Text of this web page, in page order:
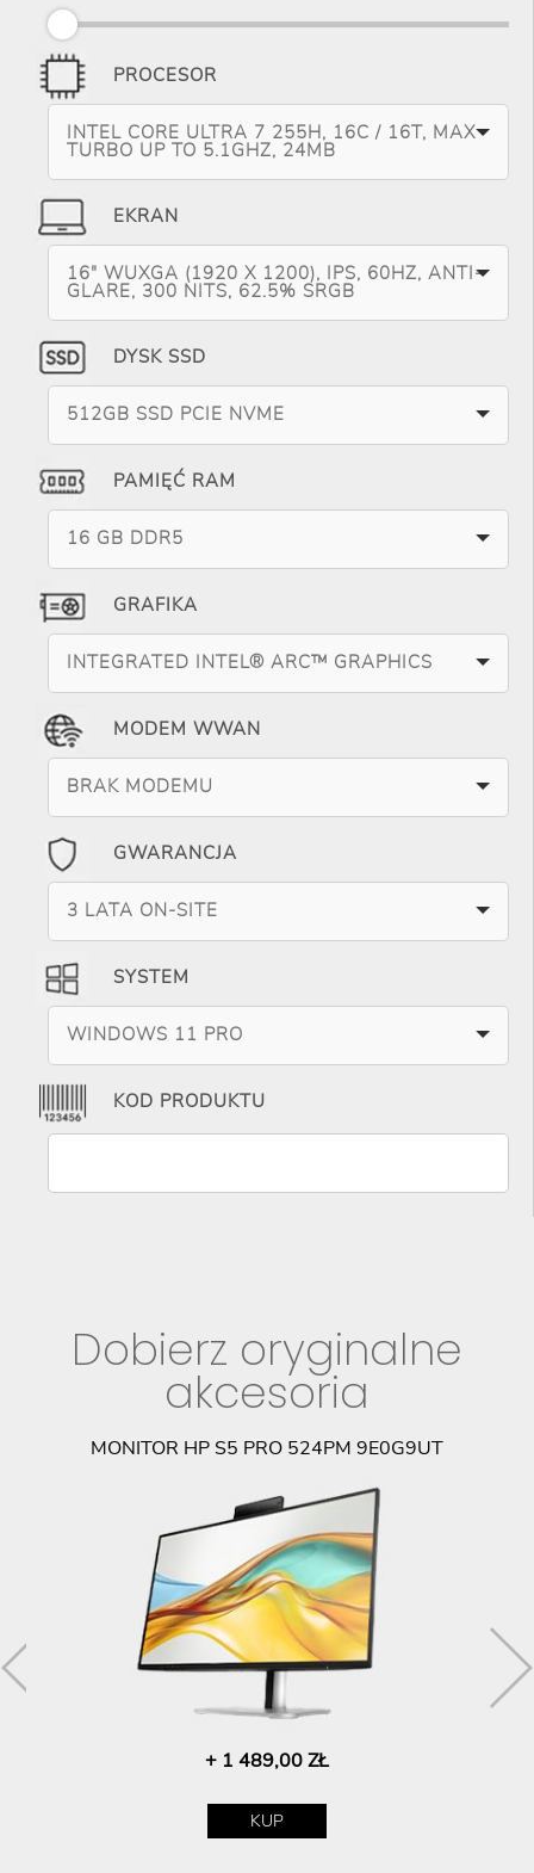
PROCESOR
INTEL CORE ULTRA 7 255H, 16C / 16T, MAX
TURBO UP TO 5.1GHZ, 24MB
EKRAN
16" WUXGA (1920 X 1200), IPS, 60HZ, ANTI-
GLARE, 300 NITS, 62.5% SRGB
DYSK SSD
512GB SSD PCIE NVME
PAMIĘĆ RAM
16 GB DDR5
GRAFIKA
INTEGRATED INTEL® ARC™ GRAPHICS
MODEM WWAN
BRAK MODEMU
GWARANCJA
3 LATA ON-SITE
SYSTEM
WINDOWS 11 PRO
KOD PRODUKTU
Dobierz oryginalne
akcesoria
MONITOR HP S5 PRO 524PM 9E0G9UT
+ 1 489,00 ZŁ
KUP